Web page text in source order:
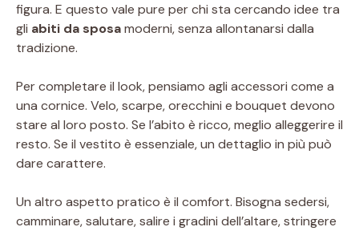
figura. E questo vale pure per chi sta cercando idee tra
gli abiti da sposamoderni, senza allontanarsi dalla
tradizione.
Per completare il look, pensiamo agli accessori come a
una cornice. Velo, scarpe, orecchini e bouquet devono
stare al loro posto. Se l’abito è ricco, meglio alleggerire il
resto. Se il vestito è essenziale, un dettaglio in più può
dare carattere.
Un altro aspetto pratico è il comfort. Bisogna sedersi,
camminare, salutare, salire i gradini dell’altare, stringere